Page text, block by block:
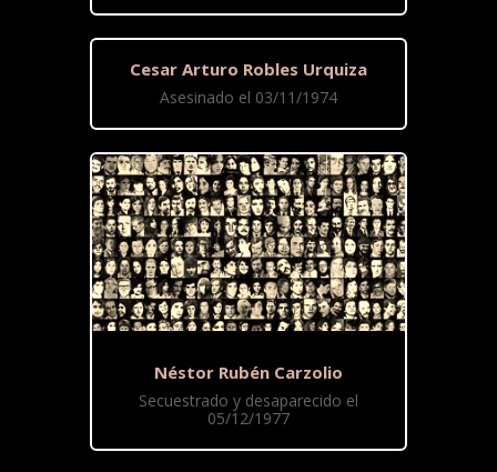
Cesar Arturo Robles Urquiza
Asesinado el 03/11/1974
Néstor Rubén Carzolio
Secuestrado y desaparecido el
05/12/1977